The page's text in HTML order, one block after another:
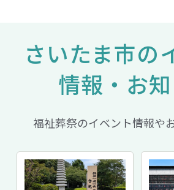
さいたま市の
情報・お
福祉葬祭のイベント情報や